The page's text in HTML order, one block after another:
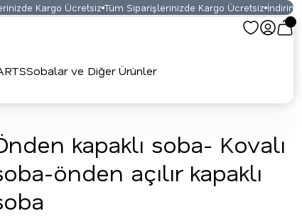
Kargo Ücretsiz Tüm Siparişlerinizde Kargo Ücretsiz İndirimli
Sobalar ve Diğer Ürünler
kapaklı soba- Kovalı
önden açılır kapaklı